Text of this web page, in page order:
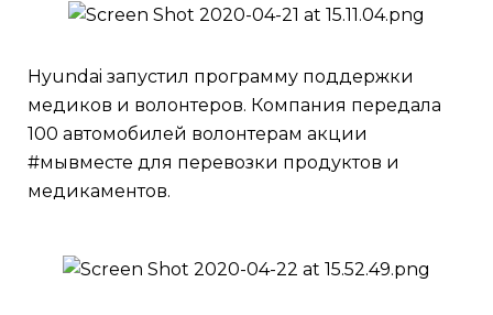
Hyundai запустил программу поддержки
медиков и волонтеров. Компания передала
100 автомобилей волонтерам акции
#мывместе для перевозки продуктов и
медикаментов.